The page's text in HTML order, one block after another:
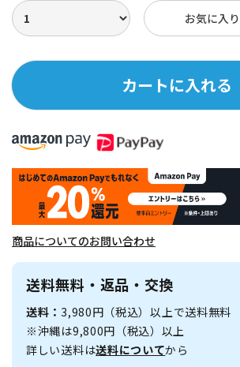
お気に入
カートに入れる
商品についてのお問い合わせ
送料無料・返品・交換
送料：3,980円（税込）以上で送料無料
※沖縄は9,800円（税込）以上
詳しい送料は送料についてから